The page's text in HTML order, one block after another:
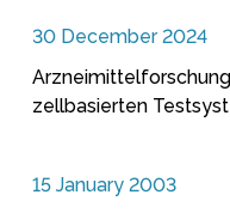
30 December 2024
zellbasierten
15 January 2003